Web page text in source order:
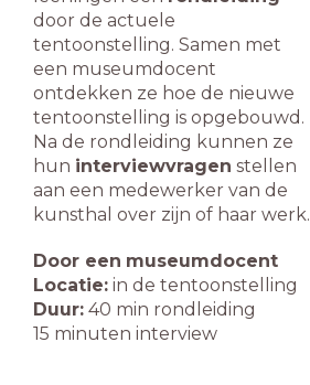
door de actuele
tentoonstelling. Samen met
een museumdocent
ontdekken ze hoe de nieuwe
tentoonstelling is opgebouwd.
Na de rondleiding kunnen ze
hun interviewvragen stellen
aan een medewerker van de
kunsthal over zijn of haar werk.
Door een museumdocent
Locatie: in de tentoonstelling
Duur: 40 min rondleiding
15 minuten interview